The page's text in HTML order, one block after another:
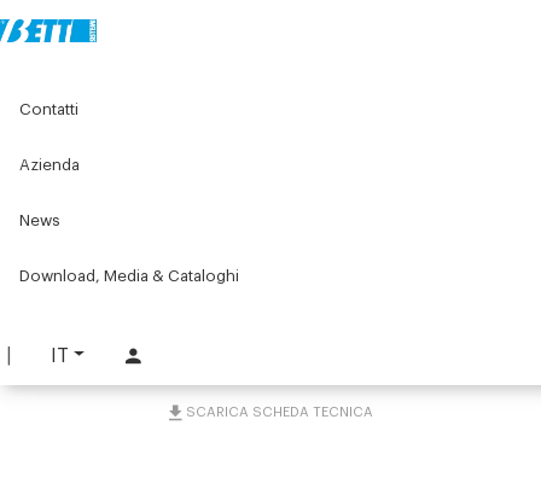
IT
Contatti
Azienda
News
Download, Media & Cataloghi
Componenti per nastri trasportatori Serie W
Traino di testa rinviato WI83
WI83
SCARICA SCHEDA TECNICA